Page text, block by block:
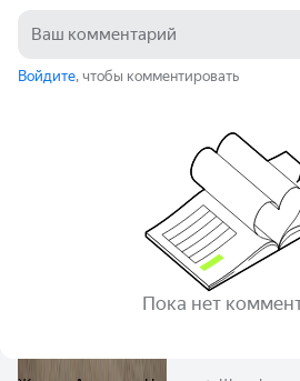
Войдите, чтобы комментировать
Пока нет